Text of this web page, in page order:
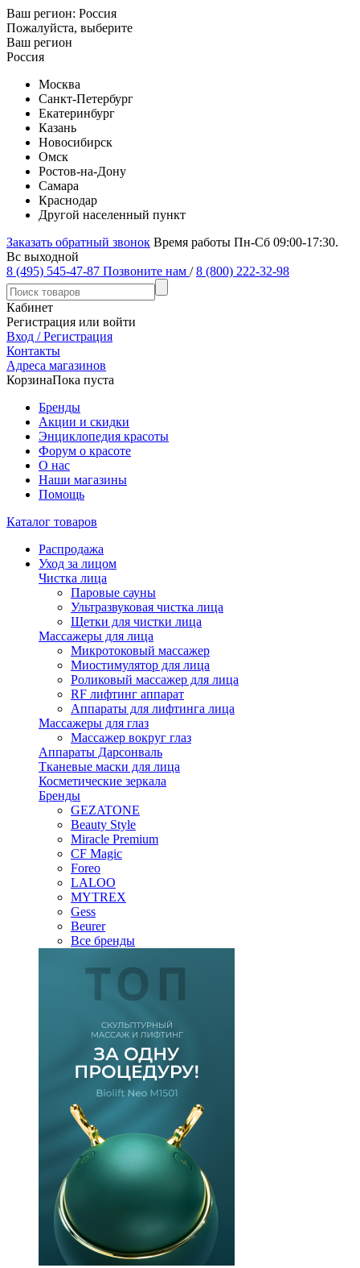
Ваш регион: Россия
Пожалуйста, выберите
Ваш регион
Россия
Москва
Санкт-Петербург
Екатеринбург
Казань
Новосибирск
Омск
Ростов-на-Дону
Самара
Краснодар
Другой населенный пункт
Заказать обратный звонок Время работы Пн-Сб 09:00-17:30.
Вс выходной
8 (495) 545-47-87 Позвоните нам / 8 (800) 222-32-98
Кабинет
Регистрация или войти
Вход / Регистрация
Контакты
Адреса магазинов
КорзинаПока пуста
Бренды
Акции и скидки
Энциклопедия красоты
Форум о красоте
О нас
Наши магазины
Помощь
Каталог товаров
Распродажа
Уход за лицом
Чистка лица
Паровые сауны
Ультразвуковая чистка лица
Щетки для чистки лица
Массажеры для лица
Микротоковый массажер
Миостимулятор для лица
Роликовый массажер для лица
RF лифтинг аппарат
Аппараты для лифтинга лица
Массажеры для глаз
Массажер вокруг глаз
Аппараты Дарсонваль
Тканевые маски для лица
Косметические зеркала
Бренды
GEZATONE
Beauty Style
Miracle Premium
CF Magic
Foreo
LALOO
MYTREX
Gess
Beurer
Все бренды